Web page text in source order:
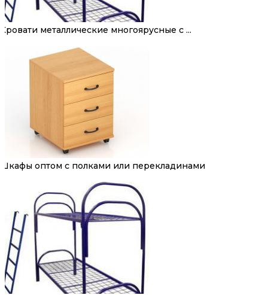
Кровати металлические многоярусные с ...
Шкафы оптом с полками или перекладинами